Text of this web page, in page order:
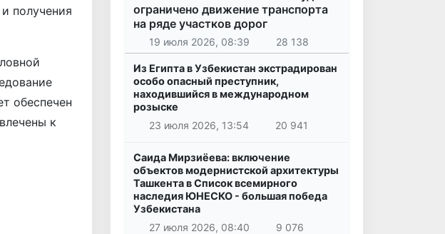
получения
обеспечен
к
ограничено движение транспорта
на ряде участков дорог
19 июля 2026, 08:39 28 138
Из Египта в Узбекистан экстрадирован
особо опасный преступник,
находившийся в международном
розыске
23 июля 2026, 13:54
20 941
Саида Мирзиёева: включение
объектов модернистской архитектуры
Ташкента в Список всемирного
наследия ЮНЕСКО - большая победа
Узбекистана
27 июля 2026, 08:40
9 076